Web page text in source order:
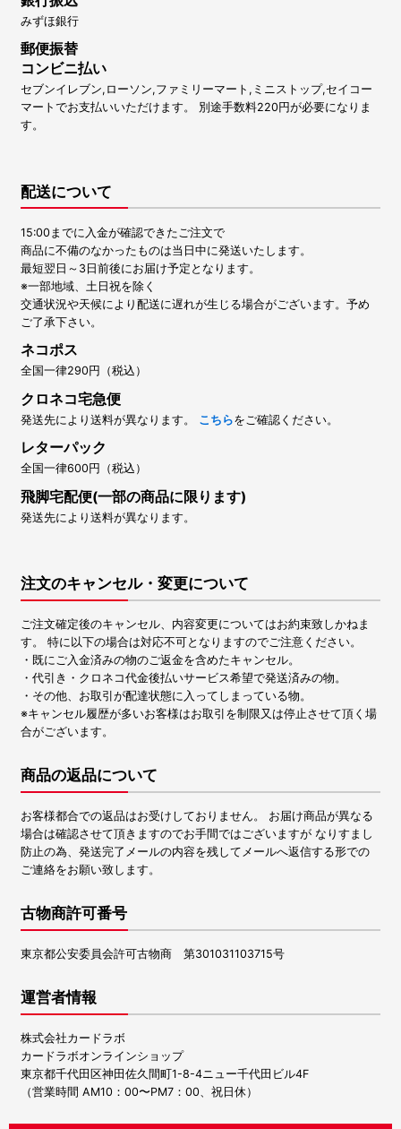
みずほ銀行
郵便振替
コンビニ払い
セブンイレブン,ローソン,ファミリーマート,ミニストップ,セイコー
マートでお支払いいただけます。 別途手数料220円が必要になりま
す。
配送について
15:00までに入金が確認できたご注文で
商品に不備のなかったものは当日中に発送いたします。
最短翌日～3日前後にお届け予定となります。
※一部地域、土日祝を除く
交通状況や天候により配送に遅れが生じる場合がございます。予め
ご了承下さい。
ネコポス
全国一律290円（税込）
クロネコ宅急便
発送先により送料が異なります。 こちらをご確認ください。
レターパック
全国一律600円（税込）
飛脚宅配便(一部の商品に限ります)
発送先により送料が異なります。
注文のキャンセル・変更について
ご注文確定後のキャンセル、内容変更についてはお約束致しかねま
す。 特に以下の場合は対応不可となりますのでご注意ください。
・既にご入金済みの物のご返金を含めたキャンセル。
・代引き・クロネコ代金後払いサービス希望で発送済みの物。
・その他、お取引が配達状態に入ってしまっている物。
※キャンセル履歴が多いお客様はお取引を制限又は停止させて頂く場
合がございます。
商品の返品について
お客様都合での返品はお受けしておりません。 お届け商品が異なる
場合は確認させて頂きますのでお手間ではございますが なりすまし
防止の為、発送完了メールの内容を残してメールへ返信する形での
ご連絡をお願い致します。
古物商許可番号
東京都公安委員会許可古物商 第301031103715号
運営者情報
株式会社カードラボ
カードラボオンラインショップ
東京都千代田区神田佐久間町1-8-4ニュー千代田ビル4F
（営業時間 AM10：00〜PM7：00、祝日休）